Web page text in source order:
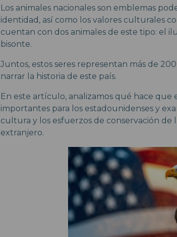
Los animales nacionales son emblemas
identidad, así como los valores culturales
cuentan con dos animales de este tipo: el
bisonte.
Juntos, estos seres representan más de
narrar la historia de este país.
En este artículo, analizamos qué hace que
importantes para los estadounidenses y
cultura y los esfuerzos de conservación de
extranjero.